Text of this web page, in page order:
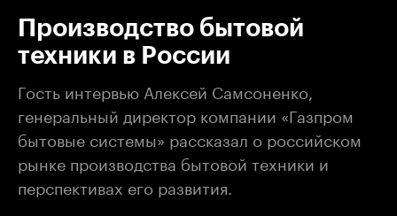
Производство бытовой
техники в России
Гость интервью Алексей Самсоненко,
генеральный директор компании «Газпром
бытовые системы» рассказал о российском
рынке производства бытовой техники и
перспективах его развития.